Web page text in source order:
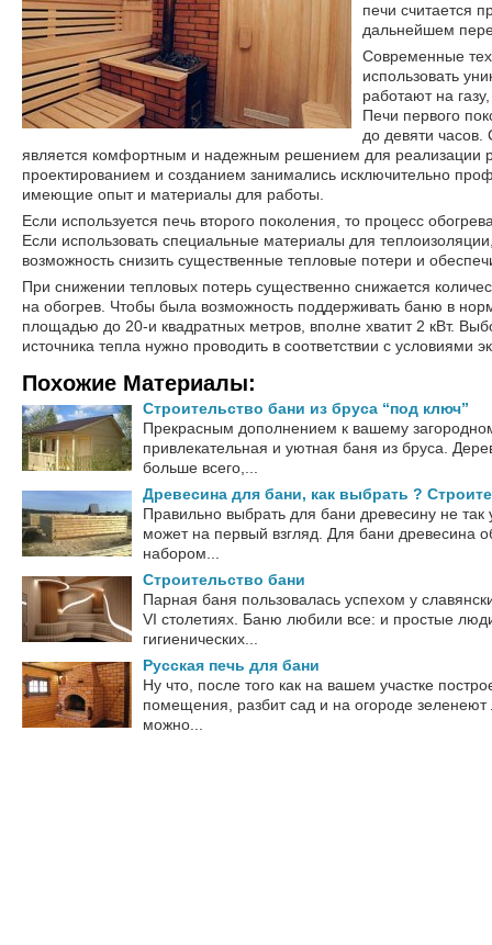
печи считается
дальнейшем
Современные
использовать
работают на
Печи первого
до девяти
является комфортным и надежным решением для реализации
проектированием и созданием занимались исключительно
имеющие опыт и материалы для работы.
Если используется печь второго поколения, то процесс
Если использовать специальные материалы для
возможность снизить существенные тепловые потери и
При снижении тепловых потерь существенно снижается
на обогрев. Чтобы была возможность поддерживать баню в
площадью до 20-и квадратных метров, вполне хватит 2 кВт.
источника тепла нужно проводить в соответствии с условиями
Похожие Материалы:
Строительство бани из бруса “под ключ”
Прекрасным дополнением к вашему
привлекательная и уютная баня из бруса.
больше всего,...
Древесина для бани, как выбрать ?
Правильно выбрать для бани древесину не так
может на первый взгляд. Для бани древесина
набором...
Строительство бани
Парная баня пользовалась успехом у
VI столетиях. Баню любили все: и простые
гигиенических...
Русская печь для бани
Ну что, после того как на вашем участке
помещения, разбит сад и на огороде
можно...